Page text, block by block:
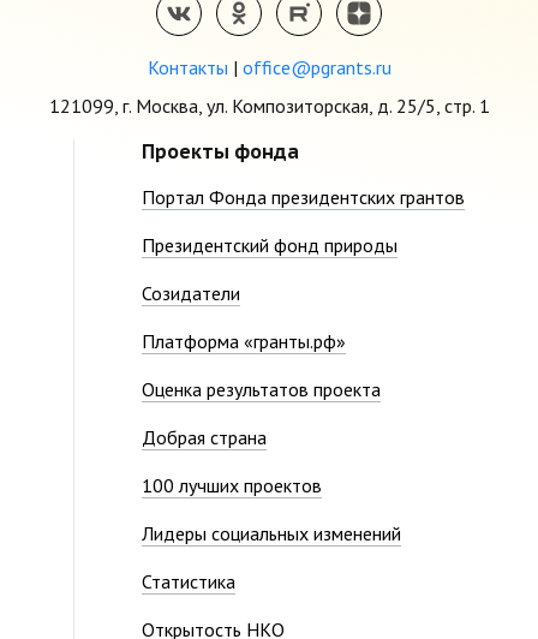
Контакты | office@pgrants.ru
121099, г. Москва, ул. Композиторская, д. 25/5, стр. 1
Проекты фонда
Портал Фонда президентских грантов
Президентский фонд природы
Созидатели
Платформа «гранты.рф»
Оценка результатов проекта
Добрая страна
100 лучших проектов
Лидеры социальных изменений
Статистика
Открытость НКО